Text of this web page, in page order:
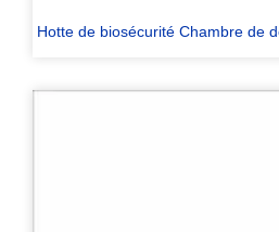
Hotte de biosécurité Chambre de